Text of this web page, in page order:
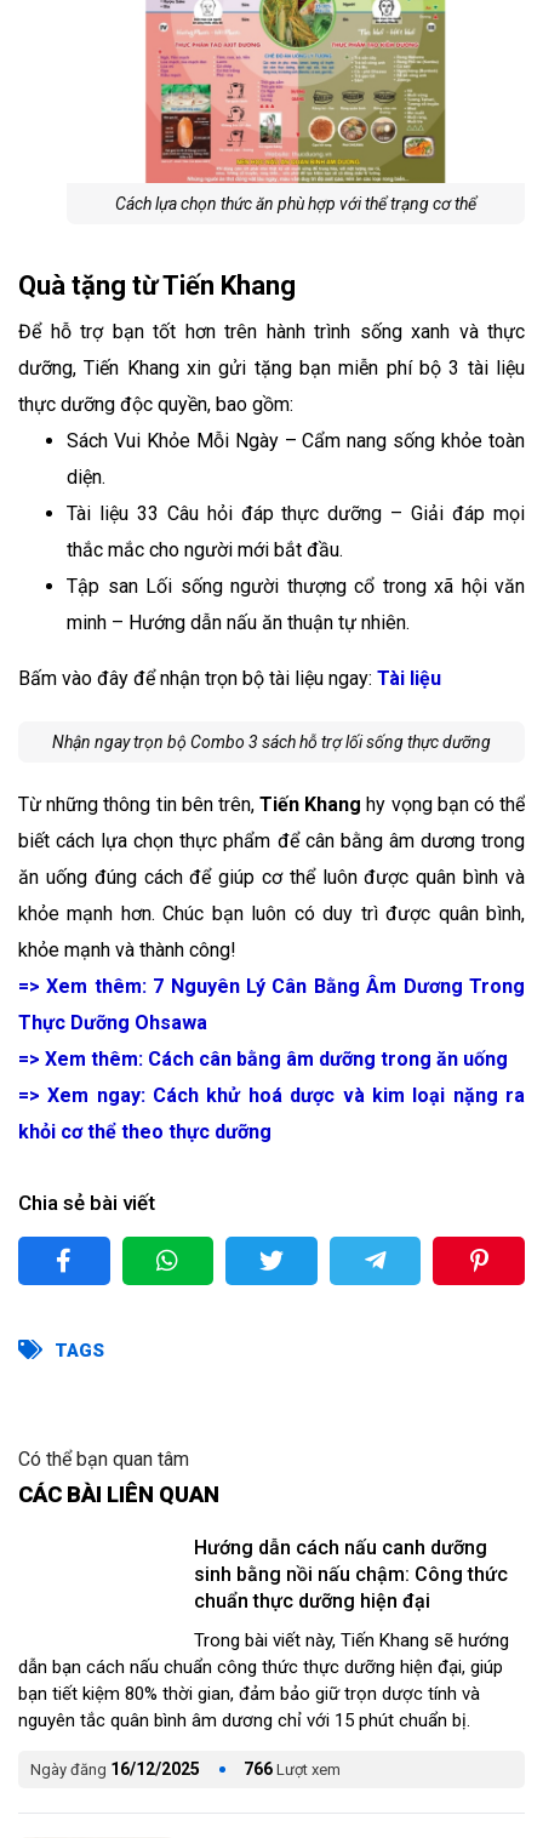
Cách lựa chọn thức ăn phù hợp với thể trạng cơ thể
Quà tặng từ Tiến Khang
Để hỗ trợ bạn tốt hơn trên hành trình sống xanh và thực
dưỡng, Tiến Khang xin gửi tặng bạn miễn phí bộ 3 tài liệu
thực dưỡng độc quyền, bao gồm:
Sách Vui Khỏe Mỗi Ngày – Cẩm nang sống khỏe toàn
diện.
Tài liệu 33 Câu hỏi đáp thực dưỡng – Giải đáp mọi
thắc mắc cho người mới bắt đầu.
Tập san Lối sống người thượng cổ trong xã hội văn
minh – Hướng dẫn nấu ăn thuận tự nhiên.
Bấm vào đây để nhận trọn bộ tài liệu ngay: Tài liệu
Nhận ngay trọn bộ Combo 3 sách hỗ trợ lối sống thực dưỡng
Từ những thông tin bên trên, Tiến Khang hy vọng bạn có thể
biết cách lựa chọn thực phẩm để cân bằng âm dương trong
ăn uống đúng cách để giúp cơ thể luôn được quân bình và
khỏe mạnh hơn. Chúc bạn luôn có duy trì được quân bình,
khỏe mạnh và thành công!
=> Xem thêm: 7 Nguyên Lý Cân Bằng Âm Dương Trong
Thực Dưỡng Ohsawa
=> Xem thêm: Cách cân bằng âm dưỡng trong ăn uống
=> Xem ngay: Cách khử hoá dược và kim loại nặng ra
khỏi cơ thể theo thực dưỡng
Chia sẻ bài viết
TAGS
Có thể bạn quan tâm
CÁC BÀI LIÊN QUAN
Hướng dẫn cách nấu canh dưỡng
sinh bằng nồi nấu chậm: Công thức
chuẩn thực dưỡng hiện đại
Ngày đăng 16/12/2025 766 Lượt xem
Trong bài viết này, Tiến Khang sẽ hướng
dẫn bạn cách nấu chuẩn công thức thực dưỡng hiện đại, giúp
bạn tiết kiệm 80% thời gian, đảm bảo giữ trọn dược tính và
nguyên tắc quân bình âm dương chỉ với 15 phút chuẩn bị.